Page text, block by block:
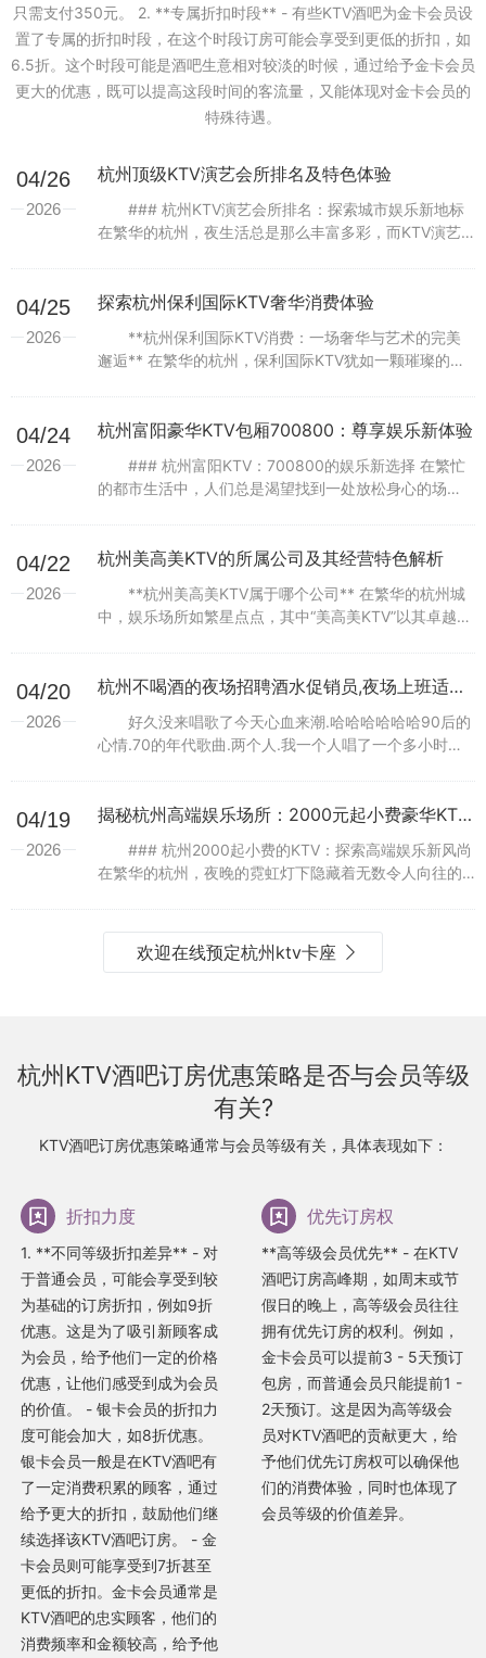
只需支付350元。 2. **专属折扣时段** - 有些KTV酒吧为金卡会员设
置了专属的折扣时段，在这个时段订房可能会享受到更低的折扣，如
6.5折。这个时段可能是酒吧生意相对较淡的时候，通过给予金卡会员
更大的优惠，既可以提高这段时间的客流量，又能体现对金卡会员的
特殊待遇。
04/26
2026
杭州顶级KTV演艺会所排名及特色体验
### 杭州KTV演艺会所排名：探索城市娱乐新地标
在繁华的杭州，夜生活总是那么丰富多彩，而KTV演艺
04/25
2026
探索杭州保利国际KTV奢华消费体验
**杭州保利国际KTV消费：一场奢华与艺术的完美
邂逅** 在繁华的杭州，保利国际KTV犹如一颗璀璨的明
04/24
2026
杭州富阳豪华KTV包厢700800：尊享娱乐新体验
### 杭州富阳KTV：700800的娱乐新选择 在繁忙
的都市生活中，人们总是渴望找到一处放松身心的场
04/22
2026
杭州美高美KTV的所属公司及其经营特色解析
**杭州美高美KTV属于哪个公司** 在繁华的杭州城
中，娱乐场所如繁星点点，其中“美高美KTV”以其卓越的
04/20
2026
杭州不喝酒的夜场招聘酒水促销员,夜场上班适合穿黑色衣服吗？
好久没来唱歌了今天心血来潮.哈哈哈哈哈哈90后的
心情.70的年代歌曲.两个人.我一个人唱了一个多小时喉
04/19
2026
揭秘杭州高端娱乐场所：2000元起小费豪华KTV体验
### 杭州2000起小费的KTV：探索高端娱乐新风尚
在繁华的杭州，夜晚的霓虹灯下隐藏着无数令人向往的
欢迎在线预定杭州ktv卡座
杭州KTV酒吧订房优惠策略是否与会员等级
有关?
KTV酒吧订房优惠策略通常与会员等级有关，具体表现如下：
折扣力度
1. **不同等级折扣差异** - 对
于普通会员，可能会享受到较
为基础的订房折扣，例如9折
优惠。这是为了吸引新顾客成
为会员，给予他们一定的价格
优惠，让他们感受到成为会员
的价值。 - 银卡会员的折扣力
度可能会加大，如8折优惠。
银卡会员一般是在KTV酒吧有
了一定消费积累的顾客，通过
给予更大的折扣，鼓励他们继
续选择该KTV酒吧订房。 - 金
卡会员则可能享受到7折甚至
更低的折扣。金卡会员通常是
KTV酒吧的忠实顾客，他们的
消费频率和金额较高，给予他
优先订房权
**高等级会员优先** - 在KTV
酒吧订房高峰期，如周末或节
假日的晚上，高等级会员往往
拥有优先订房的权利。例如，
金卡会员可以提前3 - 5天预订
包房，而普通会员只能提前1 -
2天预订。这是因为高等级会
员对KTV酒吧的贡献更大，给
予他们优先订房权可以确保他
们的消费体验，同时也体现了
会员等级的价值差异。